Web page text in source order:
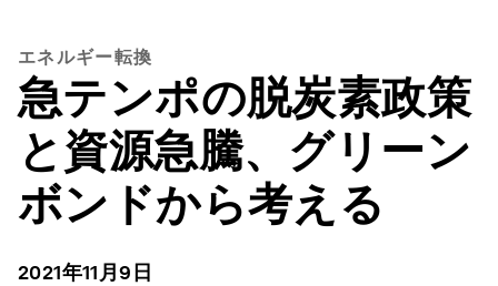
エネルギー転換
急テンポの脱炭素政策
と資源急騰、グリーン
ボンドから考える
2021年11月9日